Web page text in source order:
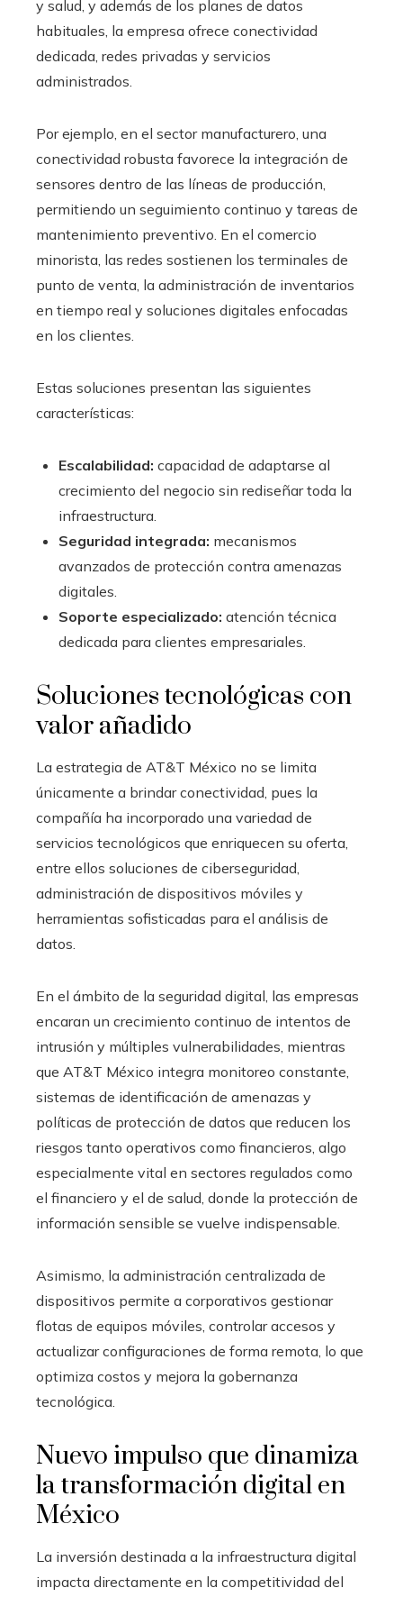
y salud, y además de los planes de datos
habituales, la empresa ofrece conectividad
dedicada, redes privadas y servicios
administrados.
Por ejemplo, en el sector manufacturero, una
conectividad robusta favorece la integración de
sensores dentro de las líneas de producción,
permitiendo un seguimiento continuo y tareas de
mantenimiento preventivo. En el comercio
minorista, las redes sostienen los terminales de
punto de venta, la administración de inventarios
en tiempo real y soluciones digitales enfocadas
en los clientes.
Estas soluciones presentan las siguientes
características:
Escalabilidad: capacidad de adaptarse al
crecimiento del negocio sin rediseñar toda la
infraestructura.
Seguridad integrada: mecanismos
avanzados de protección contra amenazas
digitales.
Soporte especializado: atención técnica
dedicada para clientes empresariales.
Soluciones tecnológicas con
valor añadido
La estrategia de AT&T México no se limita
únicamente a brindar conectividad, pues la
compañía ha incorporado una variedad de
servicios tecnológicos que enriquecen su oferta,
entre ellos soluciones de ciberseguridad,
administración de dispositivos móviles y
herramientas sofisticadas para el análisis de
datos.
En el ámbito de la seguridad digital, las empresas
encaran un crecimiento continuo de intentos de
intrusión y múltiples vulnerabilidades, mientras
que AT&T México integra monitoreo constante,
sistemas de identificación de amenazas y
políticas de protección de datos que reducen los
riesgos tanto operativos como financieros, algo
especialmente vital en sectores regulados como
el financiero y el de salud, donde la protección de
información sensible se vuelve indispensable.
Asimismo, la administración centralizada de
dispositivos permite a corporativos gestionar
flotas de equipos móviles, controlar accesos y
actualizar configuraciones de forma remota, lo que
optimiza costos y mejora la gobernanza
tecnológica.
Nuevo impulso que dinamiza
la transformación digital en
México
La inversión destinada a la infraestructura digital
impacta directamente en la competitividad del